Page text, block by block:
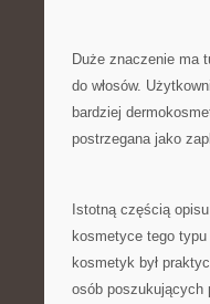
Duże znaczenie ma
do włosów.
bardziej
postrzegana jako
Istotną częścią
kosmetyce tego
kosmetyk był
osób poszukujących